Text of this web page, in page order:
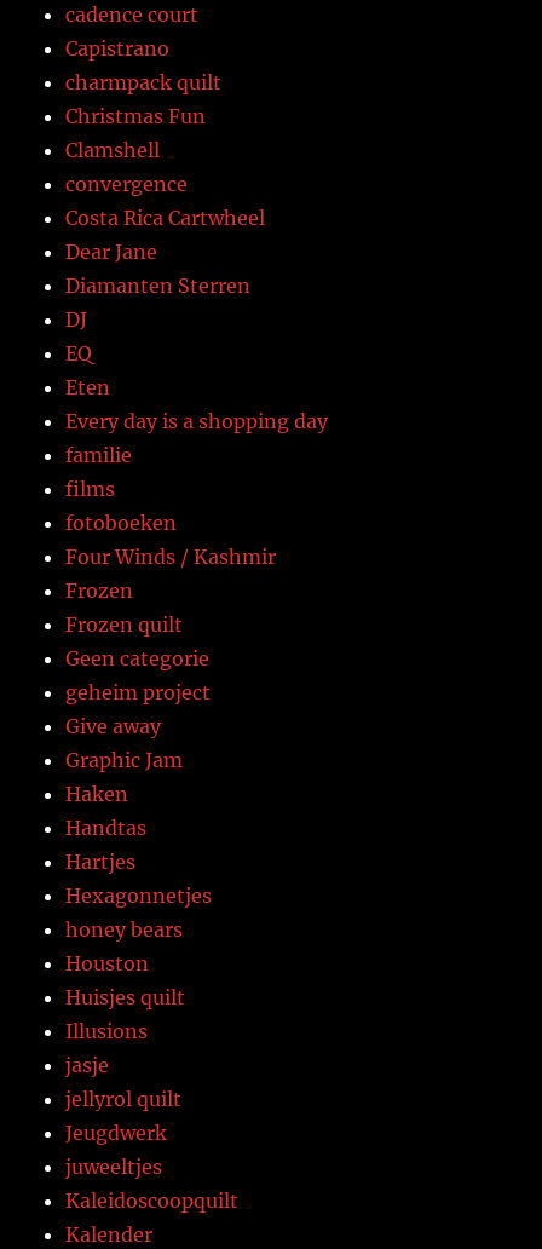
cadence court
Capistrano
charmpack quilt
Christmas Fun
Clamshell
convergence
Costa Rica Cartwheel
Dear Jane
Diamanten Sterren
DJ
EQ
Eten
Every day is a shopping day
familie
films
fotoboeken
Four Winds / Kashmir
Frozen
Frozen quilt
Geen categorie
geheim project
Give away
Graphic Jam
Haken
Handtas
Hartjes
Hexagonnetjes
honey bears
Houston
Huisjes quilt
Illusions
jasje
jellyrol quilt
Jeugdwerk
juweeltjes
Kaleidoscoopquilt
Kalender